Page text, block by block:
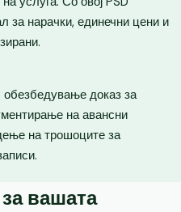
за нарачки, единечни цени и
доказ за
на авансни
на трошоците за
вашата